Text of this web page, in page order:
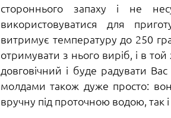
стороннього запаху і не
використовуватися для
витримує температуру до 250
отримувати з нього виріб, і в
довговічний і буде радувати
молдами також дуже просто:
вручну під проточною водою,